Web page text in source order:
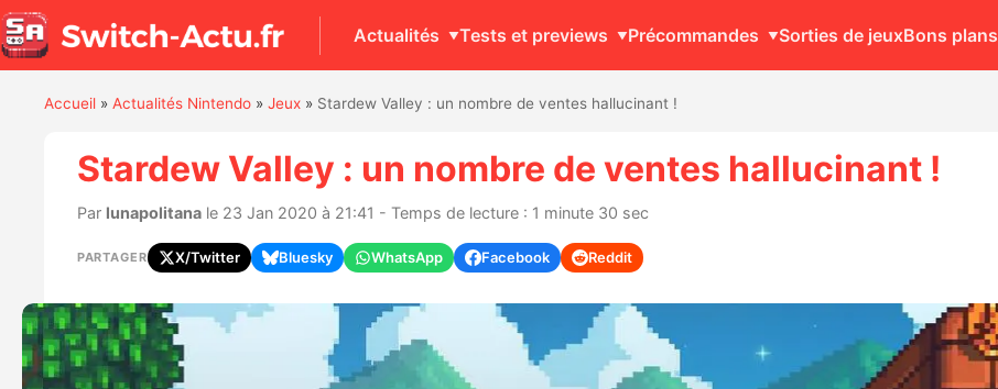
Actualités Tests et previews Précommandes Sorties de jeuxBons plans
Accueil» Actualités Nintendo» Jeux» Stardew Valley : un nombre de ventes hallucinant !
Stardew Valley : un nombre de ventes hallucinant !
Par lunapolitanale 23 Jan 2020 à 21:41 - Temps de lecture : 1 minute 30 sec
PARTAGER X/Twitter Bluesky WhatsApp Facebook Reddit